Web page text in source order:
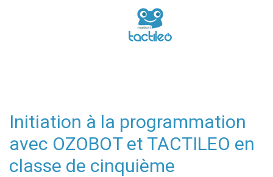
Initiation à la programmation
avec OZOBOT et TACTILEO en
classe de cinquième